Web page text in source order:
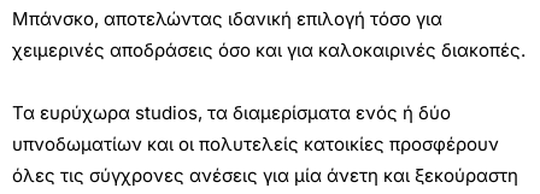
Μπάνσκο, αποτελώντας ιδανική επιλογή τόσο για
χειμερινές αποδράσεις όσο και για καλοκαιρινές διακοπές.
Τα ευρύχωρα studios, τα διαμερίσματα ενός ή δύο
υπνοδωματίων και οι πολυτελείς κατοικίες προσφέρουν
όλες τις σύγχρονες ανέσεις για μία άνετη και ξεκούραστη